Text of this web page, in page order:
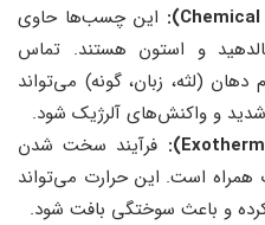
این چسب‌ها حاوی
و استون هستند. تماس
(لثه، زبان، گونه) می‌تواند
و واکنش‌های آلرژیک شود.
فرآیند سخت شدن
است. این حرارت می‌تواند
و باعث سوختگی بافت شود.